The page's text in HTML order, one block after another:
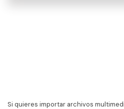
Si quieres importar archivos